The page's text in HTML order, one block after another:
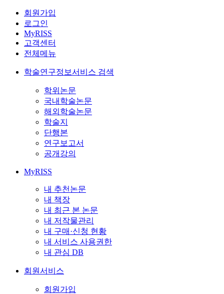
회원가입
로그인
MyRISS
고객센터
전체메뉴
학술연구정보서비스 검색
학위논문
국내학술논문
해외학술논문
학술지
단행본
연구보고서
공개강의
MyRISS
내 추천논문
내 책장
내 최근 본 논문
내 저작물관리
내 구매·신청 현황
내 서비스 사용권한
내 관심 DB
회원서비스
회원가입